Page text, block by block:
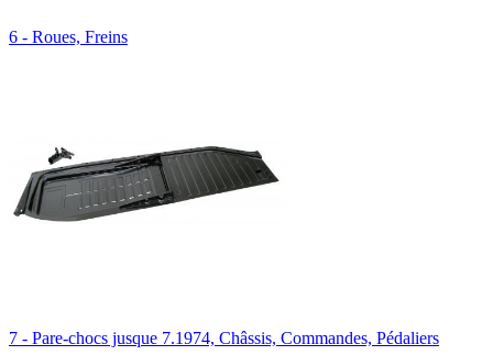
6 - Roues, Freins
7 - Pare-chocs jusque 7.1974, Châssis, Commandes, Pédaliers